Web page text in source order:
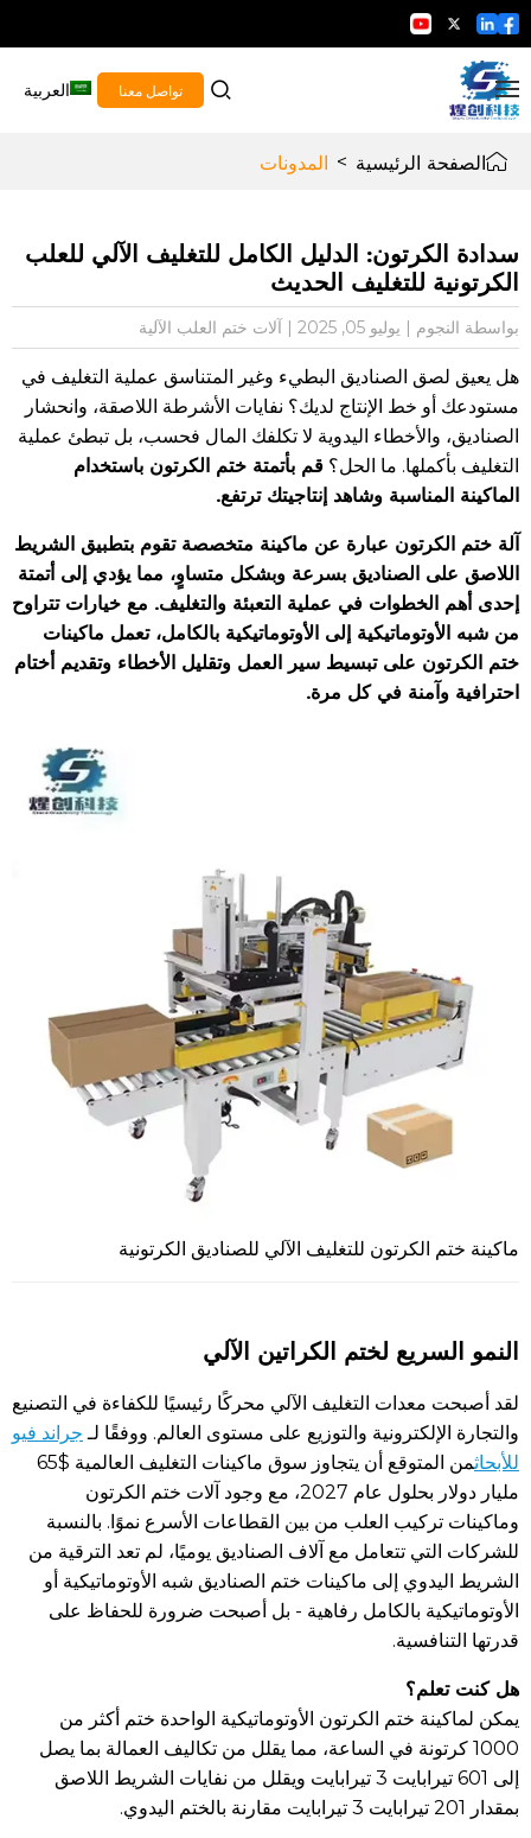
تواصل معنا العربية
الصفحة الرئيسية > المدونات
سدادة الكرتون: الدليل الكامل للتغليف الآلي للعلب
الكرتونية للتغليف الحديث
بواسطة النجوم | يوليو 05, 2025 |آلات ختم العلب الآلية
هل يعيق لصق الصناديق البطيء وغير المتناسق عملية التغليف في
مستودعك أو خط الإنتاج لديك؟ نفايات الأشرطة اللاصقة، وانحشار
الصناديق، والأخطاء اليدوية لا تكلفك المال فحسب، بل تبطئ عملية
التغليف بأكملها. ما الحل؟ قم بأتمتة ختم الكرتون باستخدام
الماكينة المناسبة وشاهد إنتاجيتك ترتفع.
آلة ختم الكرتون عبارة عن ماكينة متخصصة تقوم بتطبيق الشريط
اللاصق على الصناديق بسرعة وبشكل متساوٍ، مما يؤدي إلى أتمتة
إحدى أهم الخطوات في عملية التعبئة والتغليف. مع خيارات تتراوح
من شبه الأوتوماتيكية إلى الأوتوماتيكية بالكامل، تعمل ماكينات
ختم الكرتون على تبسيط سير العمل وتقليل الأخطاء وتقديم أختام
احترافية وآمنة في كل مرة.
ماكينة ختم الكرتون للتغليف الآلي للصناديق الكرتونية
النمو السريع لختم الكراتين الآلي
لقد أصبحت معدات التغليف الآلي محركًا رئيسيًا للكفاءة في التصنيع
والتجارة الإلكترونية والتوزيع على مستوى العالم. ووفقًا لـ جراند فيو
للأبحاث
من المتوقع أن يتجاوز سوق ماكينات التغليف العالمية $65
مليار دولار بحلول عام 2027، مع وجود آلات ختم الكرتون
وماكينات تركيب العلب من بين القطاعات الأسرع نموًا. بالنسبة
للشركات التي تتعامل مع آلاف الصناديق يوميًا، لم تعد الترقية من
الشريط اليدوي إلى ماكينات ختم الصناديق شبه الأوتوماتيكية أو
الأوتوماتيكية بالكامل رفاهية - بل أصبحت ضرورة للحفاظ على
قدرتها التنافسية.
هل كنت تعلم؟
يمكن لماكينة ختم الكرتون الأوتوماتيكية الواحدة ختم أكثر من
1000 كرتونة في الساعة، مما يقلل من تكاليف العمالة بما يصل
إلى 601 تيرابايت 3 تيرابايت ويقلل من نفايات الشريط اللاصق
بمقدار 201 تيرابايت 3 تيرابايت مقارنة بالختم اليدوي.